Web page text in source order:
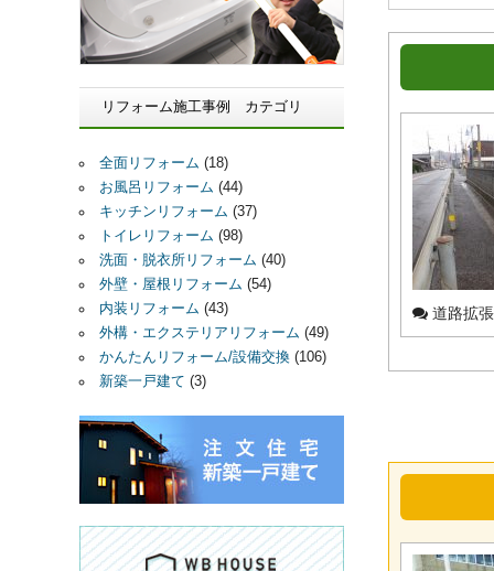
道路拡
リフォーム施工事例 カテゴリ
全面リフォーム (18)
お風呂リフォーム (44)
キッチンリフォーム (37)
トイレリフォーム (98)
洗面・脱衣所リフォーム (40)
外壁・屋根リフォーム (54)
内装リフォーム (43)
外構・エクステリアリフォーム (49)
かんたんリフォーム/設備交換(106)
新築一戸建て (3)